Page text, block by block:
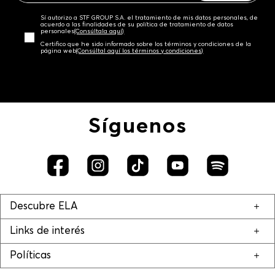
Sí autorizo a STF GROUP S.A. el tratamiento de mis datos personales, de
acuerdo a las finalidades de su política de tratamiento de datos
personales‎(Consúltala aquí)
Certifico que he sido informado sobre los términos y condiciones de la
página web‎(Consúltal aquí los términos y condiciones)
Síguenos
Descubre ELA
Links de interés
Políticas